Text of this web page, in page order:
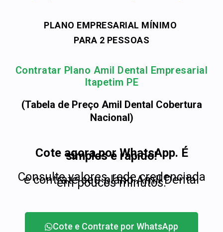
PLANO EMPRESARIAL MÍNIMO
PARA 2 PESSOAS
Contratar Plano Amil Dental Empresarial
Itapetim PE
(Tabela de Preço Amil Dental Cobertura
Nacional)
Cote agora por WhatsApp. É
simples e rápido!
Consulte valores, rede credenciada
e contrate seu plano Amil Dental
em poucos minutos.
Cote e Contrate por WhatsApp